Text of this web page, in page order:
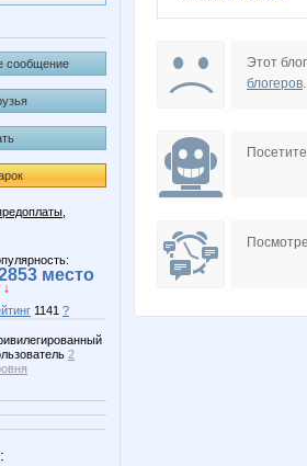
сообщение
место
1141 ?
2
Rakushka
mapiks marrgo
Этот
блогеров.